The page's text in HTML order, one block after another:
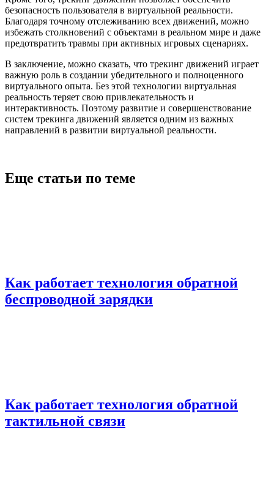
безопасность пользователя в виртуальной реальности.
Благодаря точному отслеживанию всех движений, можно
избежать столкновений с объектами в реальном мире и даже
предотвратить травмы при активных игровых сценариях.
В заключение, можно сказать, что трекинг движений играет
важную роль в создании убедительного и полноценного
виртуального опыта. Без этой технологии виртуальная
реальность теряет свою привлекательность и
интерактивность. Поэтому развитие и совершенствование
систем трекинга движений является одним из важных
направлений в развитии виртуальной реальности.
Еще статьи по теме
Как работает технология обратной
беспроводной зарядки
Как работает технология обратной
тактильной связи